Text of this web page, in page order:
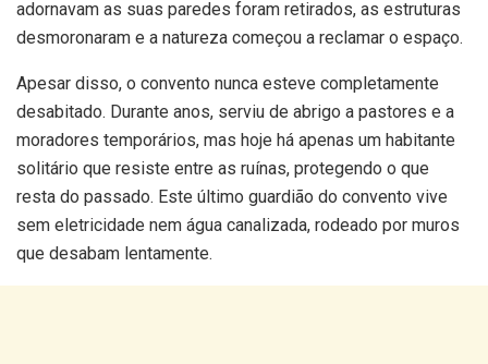
adornavam as suas paredes foram retirados, as estruturas
desmoronaram e a natureza começou a reclamar o espaço.
Apesar disso, o convento nunca esteve completamente
desabitado. Durante anos, serviu de abrigo a pastores e a
moradores temporários, mas hoje há apenas um habitante
solitário que resiste entre as ruínas, protegendo o que
resta do passado. Este último guardião do convento vive
sem eletricidade nem água canalizada, rodeado por muros
que desabam lentamente.